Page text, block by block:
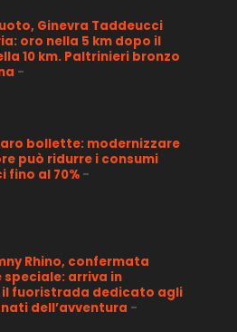
Ginevra Taddeucci
oro nella 5 km dopo il
10 km. Paltrinieri bronzo
-
bollette: modernizzare
può ridurre i consumi
fino al 70% -
Rhino, confermata
speciale: arriva in
fuoristrada dedicato agli
dell’avventura -